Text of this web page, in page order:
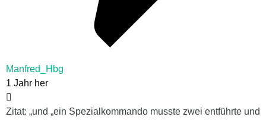
Manfred_Hbg
1 Jahr her
Zitat: „und „ein Spezialkommando musste zwei entführte und